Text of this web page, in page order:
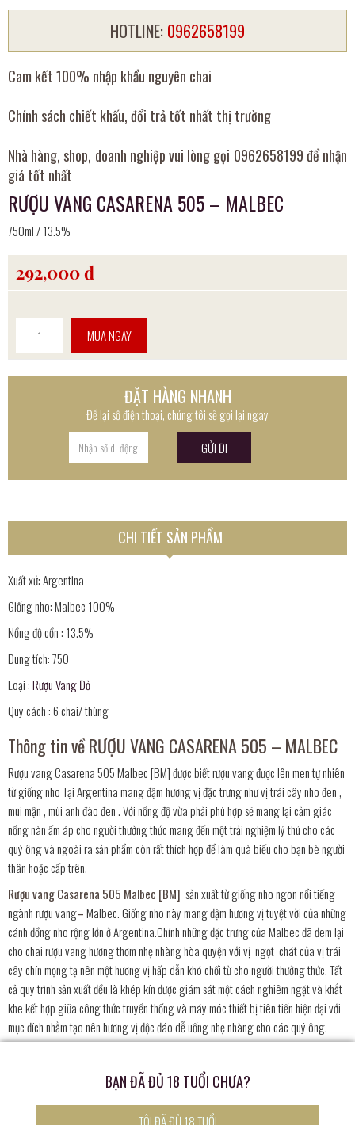
HOTLINE: 0962658199
Cam kết 100% nhập khẩu nguyên chai
Chính sách chiết khấu, đổi trả tốt nhất thị trường
Nhà hàng, shop, doanh nghiệp vui lòng gọi 0962658199 để nhận
giá tốt nhất
RƯỢU VANG CASARENA 505 – MALBEC
750ml / 13.5%
292,000 đ
MUA NGAY
ĐẶT HÀNG NHANH
Để lại số điện thoại, chúng tôi sẽ gọi lại ngay
CHI TIẾT SẢN PHẨM
Xuất xứ: Argentina
Giống nho: Malbec 100%
Nồng độ cồn : 13.5%
Dung tích: 750
Loại :Rượu Vang Đỏ
Quy cách : 6 chai/ thùng
Thông tin về RƯỢU VANG CASARENA 505 – MALBEC
Rượu vang Casarena 505 Malbec [BM] được biết rượu vang được lên men tự nhiên
từ giống nho Tại Argentina mang đậm hương vị đặc trưng như vị trái cây nho đen ,
mùi mận , mùi anh đào đen . Với nồng độ vừa phải phù hợp sẽ mang lại cảm giác
nồng nàn ấm áp cho người thưởng thức mang đến một trải nghiệm lý thú cho các
quý ông và ngoài ra sản phẩm còn rất thích hợp để làm quà biếu cho bạn bè người
thân hoặc cấp trên.
Rượu vang Casarena 505 Malbec [BM] sản xuất từ giống nho ngon nổi tiếng
ngành rượu vang–Malbec. Giống nho này mang đậm hương vị tuyệt vời của những
cánh đồng nho rộng lớn ở Argentina.Chính những đặc trưng của Malbec đã đem lại
cho chai rượu vang hương thơm nhẹ nhàng hòa quyện với vị ngọt chát của vị trái
cây chín mọng tạ nên một hương vị hấp dẫn khó chối từ cho người thưởng thức. Tất
cả quy trình sản xuất đều là khép kín được giám sát một cách nghiêm ngặt và khắt
khe kết hợp giữa công thức truyền thống và máy móc thiết bị tiên tiến hiện đại với
mục đích nhằm tạo nên hương vị độc đáo dễ uống nhẹ nhàng cho các quý ông.
nhiên từ giống nho Tại Argentina mang đậm hương vị đặc trưng như vị trái cây :
nho đen , mùi mận , mùi anh đào đen. Ngoài ra còn cung cấp thêm sắc thái như sô
cô la sữa , bột ca cao , hoa tím , da thuộc và tùy thuộc vào thời gian trưởng thành
BẠN ĐÃ ĐỦ 18 TUỔI CHƯA?
TÔI ĐÃ ĐỦ 18 TUỔI